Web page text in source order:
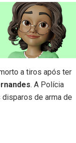
a tiros após ter
. A Polícia
de arma de